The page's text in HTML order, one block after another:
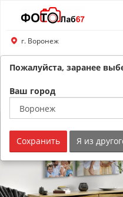
Перейти
основной
информации
г. Воронеж
Обратный звонок
Пожалуйста, заранее
Ваш город
Сохранить Я из